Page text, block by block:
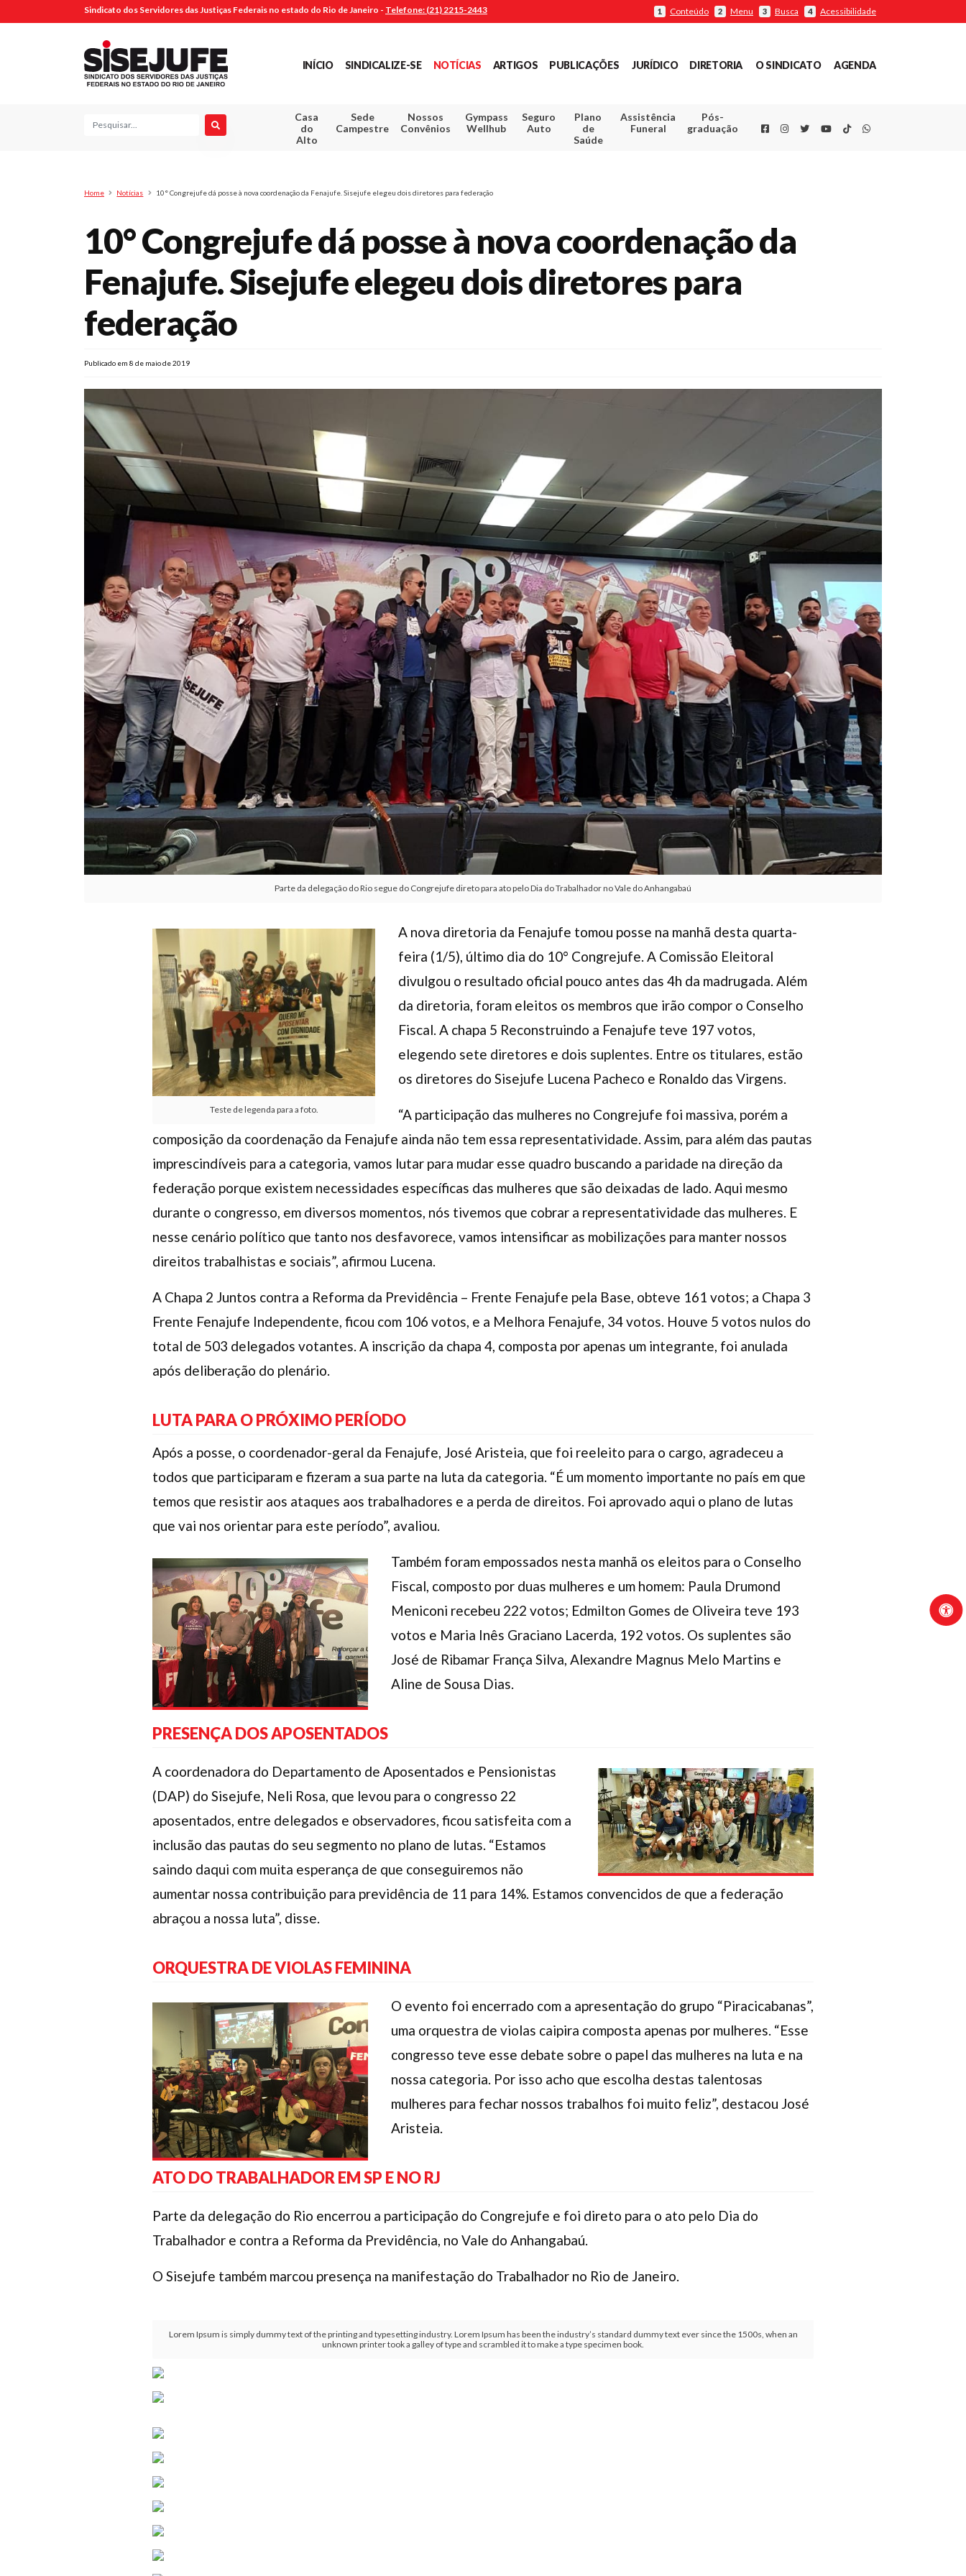
Sindicato dos Servidores das Justiças Federais no estado do Rio de Janeiro - Telefone: (21) 2215-2443 1 Conteúdo 2 Menu 3 Busca 4 Acessibilidade
INÍCIO SINDICALIZE-SE NOTÍCIAS ARTIGOS PUBLICAÇÕES JURÍDICO DIRETORIA O SINDICATO AGENDA
Pesquisa
Casa
do
Alto
Sede
Campestre
Nossos
Convênios
Gympass
Wellhub
Seguro
Auto
Plano
de
Saúde
Assistência
Funeral
Pós-
graduação
FacebookInstagram
TwitterYoutube
TikTokWhatsapp
Home Notícias 10° Congrejufe dá posse à nova coordenação da Fenajufe. Sisejufe elegeu dois diretores para federação
10° Congrejufe dá posse à nova coordenação da
Fenajufe. Sisejufe elegeu dois diretores para
federação
Publicado em 8 de maio de 2019
Parte da delegação do Rio segue do Congrejufe direto para ato pelo Dia do Trabalhador no Vale do Anhangabaú
Teste de legenda para a foto.
A nova diretoria da Fenajufe tomou posse na manhã desta quarta-
feira (1/5), último dia do 10° Congrejufe. A Comissão Eleitoral
divulgou o resultado oficial pouco antes das 4h da madrugada. Além
da diretoria, foram eleitos os membros que irão compor o Conselho
Fiscal. A chapa 5 Reconstruindo a Fenajufe teve 197 votos,
elegendo sete diretores e dois suplentes. Entre os titulares, estão
os diretores do Sisejufe Lucena Pacheco e Ronaldo das Virgens.
“A participação das mulheres no Congrejufe foi massiva, porém a
composição da coordenação da Fenajufe ainda não tem essa representatividade. Assim, para além das pautas
imprescindíveis para a categoria, vamos lutar para mudar esse quadro buscando a paridade na direção da
federação porque existem necessidades específicas das mulheres que são deixadas de lado. Aqui mesmo
durante o congresso, em diversos momentos, nós tivemos que cobrar a representatividade das mulheres. E
nesse cenário político que tanto nos desfavorece, vamos intensificar as mobilizações para manter nossos
direitos trabalhistas e sociais”, afirmou Lucena.
A Chapa 2 Juntos contra a Reforma da Previdência – Frente Fenajufe pela Base, obteve 161 votos; a Chapa 3
Frente Fenajufe Independente, ficou com 106 votos, e a Melhora Fenajufe, 34 votos. Houve 5 votos nulos do
total de 503 delegados votantes. A inscrição da chapa 4, composta por apenas um integrante, foi anulada
após deliberação do plenário.
LUTA PARA O PRÓXIMO PERÍODO
Após a posse, o coordenador-geral da Fenajufe, José Aristeia, que foi reeleito para o cargo, agradeceu a
todos que participaram e fizeram a sua parte na luta da categoria. “É um momento importante no país em que
temos que resistir aos ataques aos trabalhadores e a perda de direitos. Foi aprovado aqui o plano de lutas
que vai nos orientar para este período”, avaliou.
Também foram empossados nesta manhã os eleitos para o Conselho
Fiscal, composto por duas mulheres e um homem: Paula Drumond
Meniconi recebeu 222 votos; Edmilton Gomes de Oliveira teve 193
votos e Maria Inês Graciano Lacerda, 192 votos. Os suplentes são
José de Ribamar França Silva, Alexandre Magnus Melo Martins e
Aline de Sousa Dias.
PRESENÇA DOS APOSENTADOS
A coordenadora do Departamento de Aposentados e Pensionistas
(DAP) do Sisejufe, Neli Rosa, que levou para o congresso 22
aposentados, entre delegados e observadores, ficou satisfeita com a
inclusão das pautas do seu segmento no plano de lutas. “Estamos
saindo daqui com muita esperança de que conseguiremos não
aumentar nossa contribuição para previdência de 11 para 14%. Estamos convencidos de que a federação
abraçou a nossa luta”, disse.
ORQUESTRA DE VIOLAS FEMININA
O evento foi encerrado com a apresentação do grupo “Piracicabanas”,
uma orquestra de violas caipira composta apenas por mulheres. “Esse
congresso teve esse debate sobre o papel das mulheres na luta e na
nossa categoria. Por isso acho que escolha destas talentosas
mulheres para fechar nossos trabalhos foi muito feliz”, destacou José
Aristeia.
ATO DO TRABALHADOR EM SP E NO RJ
Parte da delegação do Rio encerrou a participação do Congrejufe e foi direto para o ato pelo Dia do
Trabalhador e contra a Reforma da Previdência, no Vale do Anhangabaú.
O Sisejufe também marcou presença na manifestação do Trabalhador no Rio de Janeiro.
Lorem Ipsum is simply dummy text of the printing and typesetting industry. Lorem Ipsum has been the industry’s standard dummy text ever since the 1500s, when an
unknown printer took a galley of type and scrambled it to make a type specimen book.